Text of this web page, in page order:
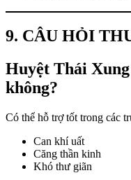
9. CÂU HỎI
Huyệt Thái
không?
Có thể hỗ trợ tốt trong các
Can khí uất
Căng thần kinh
Khó thư giãn